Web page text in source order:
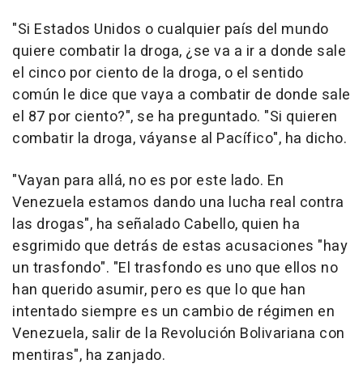
"Si Estados Unidos o cualquier país del mundo
quiere combatir la droga, ¿se va a ir a donde sale
el cinco por ciento de la droga, o el sentido
común le dice que vaya a combatir de donde sale
el 87 por ciento?", se ha preguntado. "Si quieren
combatir la droga, váyanse al Pacífico", ha dicho.
"Vayan para allá, no es por este lado. En
Venezuela estamos dando una lucha real contra
las drogas", ha señalado Cabello, quien ha
esgrimido que detrás de estas acusaciones "hay
un trasfondo". "El trasfondo es uno que ellos no
han querido asumir, pero es que lo que han
intentado siempre es un cambio de régimen en
Venezuela, salir de la Revolución Bolivariana con
mentiras", ha zanjado.